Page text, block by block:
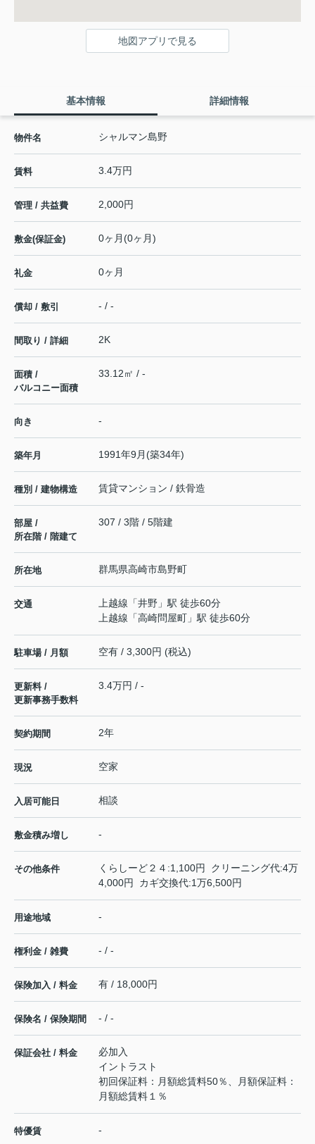
地図アプリで見る
基本情報 詳細情報
物件名 シャルマン島野
賃料 3.4万円
管理 / 共益費 2,000円
敷金(保証金) 0ヶ月(0ヶ月)
礼金 0ヶ月
償却 / 敷引 - / -
間取り / 詳細 2K
面積 /
バルコニー面積
33.12㎡ / -
向き -
築年月 1991年9月(築34年)
種別 / 建物構造 賃貸マンション / 鉄骨造
部屋 /
所在階 / 階建て
307 / 3階 / 5階建
所在地 群馬県高崎市島野町
交通 上越線 「井野 」駅 徒歩60分
上越線 「高崎問屋町 」駅 徒歩60分
駐車場 / 月額 空有 / 3,300円 (税込)
更新料 /
更新事務手数料
3.4万円 / -
契約期間 2年
現況 空家
入居可能日 相談
敷金積み増し -
その他条件
くらしーど２４:1,100円 クリーニング代:4万
4,000円 カギ交換代:1万6,500円
用途地域 -
権利金 / 雑費 - / -
保険加入 / 料金 有 / 18,000円
保険名 / 保険期間 - / -
保証会社 / 料金
必加入
イントラスト
初回保証料：月額総賃料50％、月額保証料：
月額総賃料１％
特優賃 -